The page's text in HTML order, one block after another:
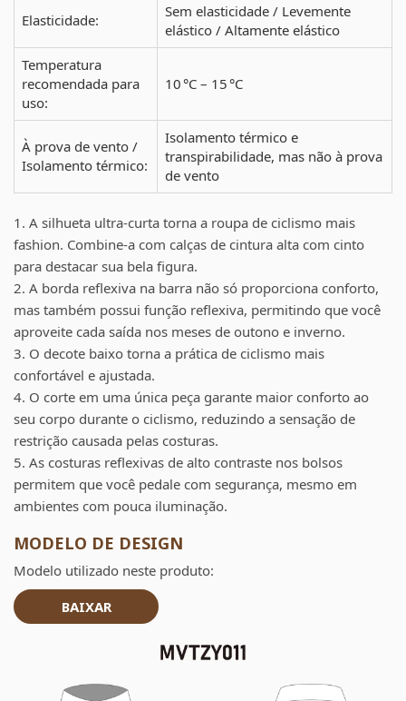
Elasticidade:
Sem elasticidade / Levemente
elástico / Altamente elástico
Temperatura
recomendada para
uso:
10 °C – 15 °C
À prova de vento /
Isolamento térmico:
Isolamento térmico e
transpirabilidade, mas não à prova
de vento
1. A silhueta ultra-curta torna a roupa de ciclismo mais
fashion. Combine-a com calças de cintura alta com cinto
para destacar sua bela figura.
2. A borda reflexiva na barra não só proporciona conforto,
mas também possui função reflexiva, permitindo que você
aproveite cada saída nos meses de outono e inverno.
3. O decote baixo torna a prática de ciclismo mais
confortável e ajustada.
4. O corte em uma única peça garante maior conforto ao
seu corpo durante o ciclismo, reduzindo a sensação de
restrição causada pelas costuras.
5. As costuras reflexivas de alto contraste nos bolsos
permitem que você pedale com segurança, mesmo em
ambientes com pouca iluminação.
MODELO DE DESIGN
Modelo utilizado neste produto:
BAIXAR